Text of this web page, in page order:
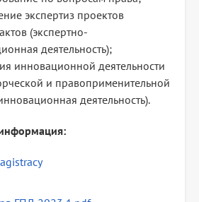
экспертиз проектов
(экспертно-
деятельность);
инновационной деятельности
и правоприменительной
деятельность).